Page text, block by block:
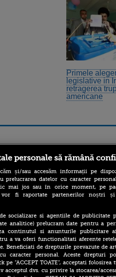
Primele
legislative in
retragerea
americane
devine
marketingului pe
octombrie
implicat într-un
UEFA ar fi
o angajată care a avut
cu actualul
FIFA
ilike-it.ro
personale să rămână
și/sau accesăm informații pe
datelor cu caracter
mai jos sau în orice moment, pe
vor fi raportate partenerilor noștri
socializare si agentiile de publicitate
analitice) prelucram date pentru a
continutul si anunturile publicitare
a va oferi functionalitati aferente
Beneficiati de drepturile prevazute de
caracter personal. Aceste drepturi
pe “ACCEPT TOATE”, acceptati
acceptul dvs. cu privire la stocarea/